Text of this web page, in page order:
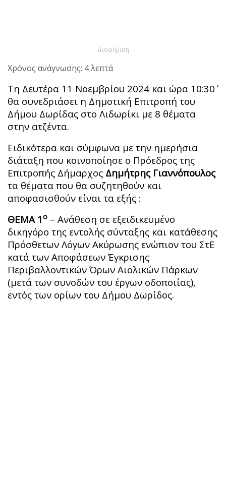
- Διαφήμιση -
Χρόνος ανάγνωσης: 4 λεπτά
Τη Δευτέρα 11 Νοεμβρίου 2024 και ώρα 10:30΄
θα συνεδριάσει η Δημοτική Επιτροπή του
Δήμου Δωρίδας στο Λιδωρίκι με 8 θέματα
στην ατζέντα.
Ειδικότερα και σύμφωνα με την ημερήσια
διάταξη που κοινοποίησε ο Πρόεδρος της
Επιτροπής Δήμαρχος Δημήτρης Γιαννόπουλος
τα θέματα που θα συζητηθούν και
αποφασισθούν είναι τα εξής :
ΘΕΜΑ 1ο – Ανάθεση σε εξειδικευμένο
δικηγόρο της εντολής σύνταξης και κατάθεσης
Πρόσθετων Λόγων Ακύρωσης ενώπιον του ΣτΕ
κατά των Αποφάσεων Έγκρισης
Περιβαλλοντικών Όρων Αιολικών Πάρκων
(μετά των συνοδών του έργων οδοποιίας),
εντός των ορίων του Δήμου Δωρίδος.